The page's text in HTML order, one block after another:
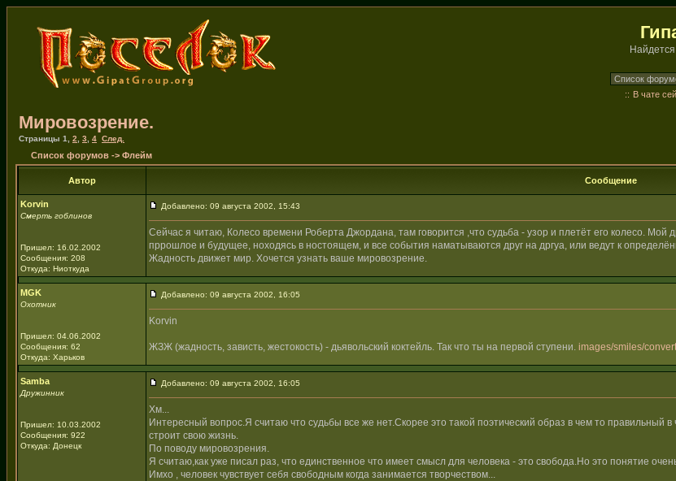
:: В чате
Мировозрение.
Страницы 1 2 3 4 След.
Список форумов -> Флейм
Автор Сообщение
Korvin
Смерть гоблинов
Пришел: 16.02.2002
Сообщения: 208
Откуда: Ниоткуда
Добавлено: 09 августа 2002, 15:43
Сейчас я читаю, Колесо времени Роберта Джордана, там говорится ,что судьба - узор и плетёт его колесо. Мой
пррошлое и будущее, ноходясь в ностоящем, и все события наматываются друг на дргуа, или ведут к
Жадность движет мир. Хочется узнать ваше мировозрение.
MGK
Охотник
Пришел: 04.06.2002
Сообщения: 62
Откуда: Харьков
Добавлено: 09 августа 2002, 16:05
Korvin
ЖЗЖ (жадность, зависть, жестокость) - дьявольский коктейль. Так что ты на первой ступени. images/smiles/
Samba
Дружинник
Пришел: 10.03.2002
Сообщения: 922
Откуда: Донецк
Добавлено: 09 августа 2002, 16:05
Хм...
Интересный вопрос.Я считаю что судьбы все же нет.Скорее это такой поэтический образ в чем то правильный
строит свою жизнь.
По поводу мировозрения.
Я считаю,как уже писал раз, что единственное что имеет смысл для человека - это свобода.Но это понятие
Имхо , человек чувствует себя свободным когда занимается творчеством...